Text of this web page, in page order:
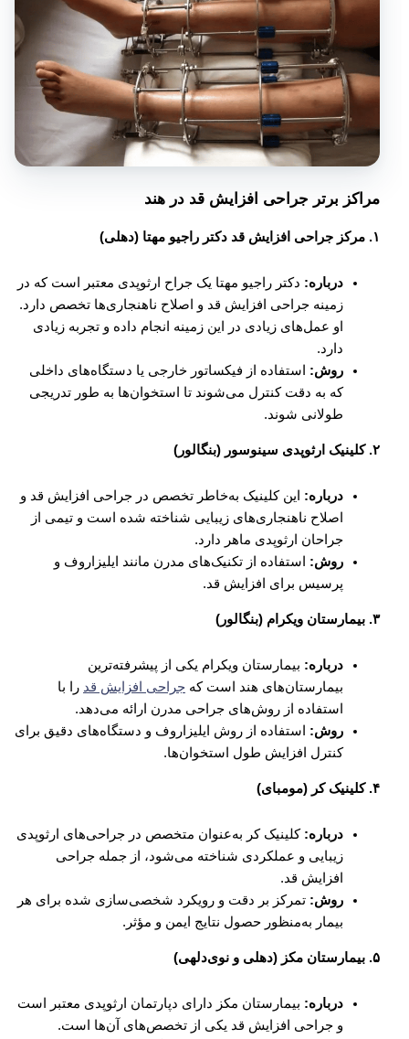
مراکز برتر جراحی افزایش قد در هند
درباره:دکتر راجیو مهتا یک جراح ارثوپدی معتبر است که در
زمینه جراحی افزایش قد و اصلاح ناهنجاری‌ها تخصص دارد.
او عمل‌های زیادی در این زمینه انجام داده و تجربه زیادی
دارد.
روش:استفاده از فیکساتور خارجی یا دستگاه‌های داخلی
که به دقت کنترل می‌شوند تا استخوان‌ها به طور تدریجی
طولانی شوند.
درباره:این کلینیک به‌خاطر تخصص در جراحی افزایش قد و
اصلاح ناهنجاری‌های زیبایی شناخته شده است و تیمی از
جراحان ارثوپدی ماهر دارد.
روش:استفاده از تکنیک‌های مدرن مانند ایلیزاروف و
پرسیس برای افزایش قد.
۳. بیمارستان ویکرام (بنگالور)
درباره:بیمارستان ویکرام یکی از پیشرفته‌ترین
بیمارستان‌های هند است کهجراحی افزایش قدرا با
استفاده از روش‌های جراحی مدرن ارائه می‌دهد.
روش:استفاده از روش ایلیزاروف و دستگاه‌های دقیق برای
کنترل افزایش طول استخوان‌ها.
درباره:کلینیک کر به‌عنوان متخصص در جراحی‌های ارثوپدی
زیبایی و عملکردی شناخته می‌شود، از جمله جراحی
افزایش قد.
روش:تمرکز بر دقت و رویکرد شخصی‌سازی شده برای هر
بیمار به‌منظور حصول نتایج ایمن و مؤثر.
درباره:بیمارستان مکز دارای دپارتمان ارثوپدی معتبر است
و جراحی افزایش قد یکی از تخصص‌های آن‌ها است.